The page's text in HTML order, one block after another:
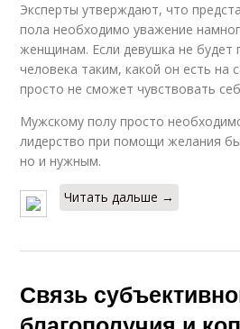
Эксперты утверждают, что
пола необходимо уважение
женщинам. Если девушка не будет
человека таким, какой он есть на
просто не сможет чувствовать
Мужскому полу просто
лидерство при помощи желания
но и нужным.
Читать дальше →
Связь